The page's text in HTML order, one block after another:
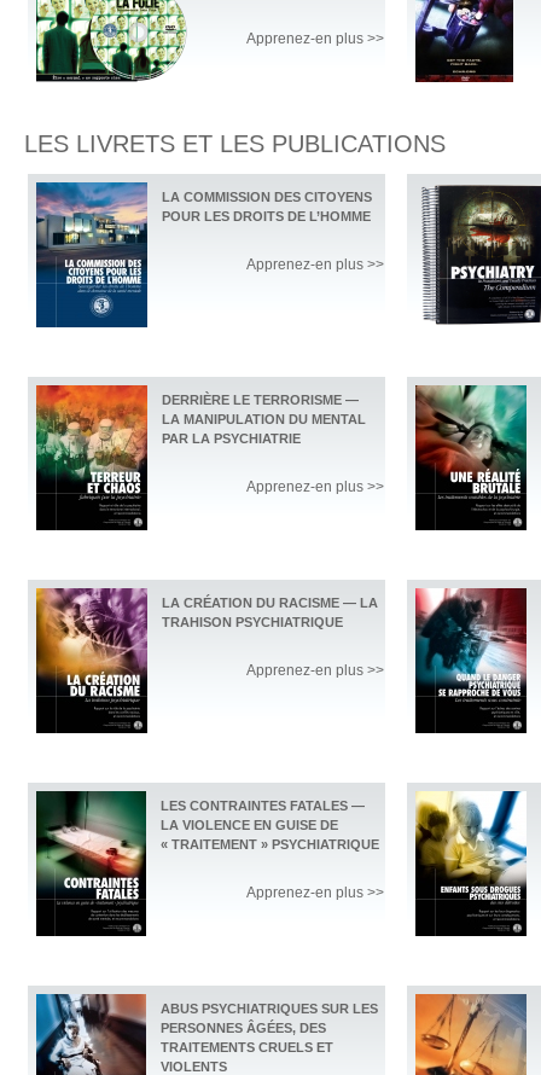
Apprenez-en plus >>
LES LIVRETS ET LES PUBLICATIONS
LA COMMISSION DES CITOYENS
POUR LES DROITS DE L’HOMME
Apprenez-en plus >>
DERRIÈRE LE TERRORISME —
LA MANIPULATION DU MENTAL
PAR LA PSYCHIATRIE
Apprenez-en plus >>
LA CRÉATION DU RACISME — LA
TRAHISON PSYCHIATRIQUE
Apprenez-en plus >>
LES CONTRAINTES FATALES —
LA VIOLENCE EN GUISE DE
« TRAITEMENT » PSYCHIATRIQUE
Apprenez-en plus >>
ABUS PSYCHIATRIQUES SUR LES
PERSONNES ÂGÉES, DES
TRAITEMENTS CRUELS ET
VIOLENTS